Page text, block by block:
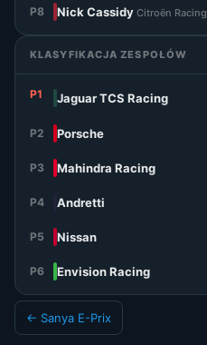
P8 Nick Cassidy Citroën Racing
KLASYFIKACJA ZESPOŁÓW
P1 Jaguar TCS Racing
P2 Porsche
P3 Mahindra Racing
P4 Andretti
P5 Nissan
P6 Envision Racing
← Sanya E-Prix